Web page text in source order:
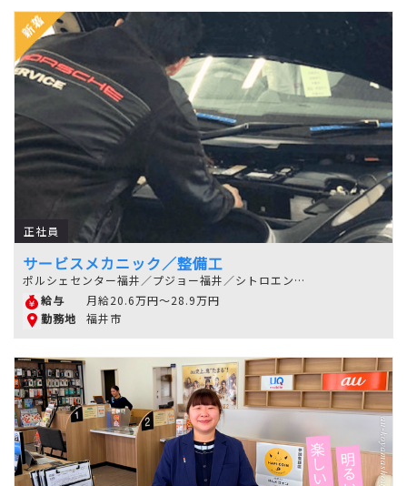
正社員
サービスメカニック／整備工
ポルシェセンター福井／プジョー福井／シトロエン福井
給与
月給20.6万円～28.9万円
勤務地
福井市